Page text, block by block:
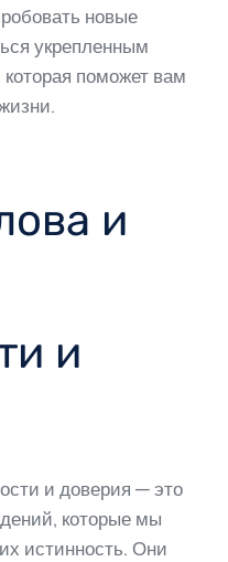
новые
укрепленным
поможет вам
и
и
и доверия — это
которые мы
истинность. Они